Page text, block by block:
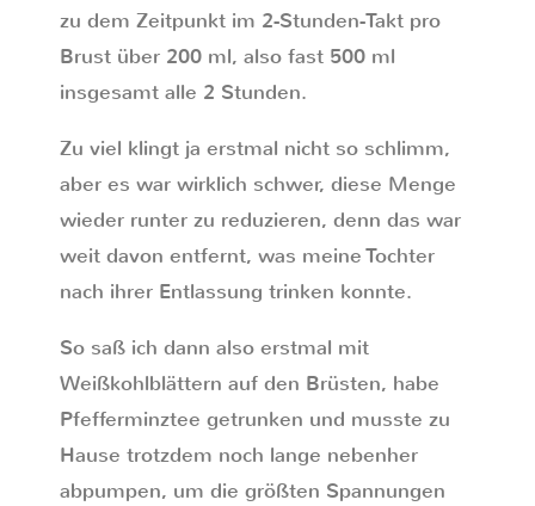
zu dem Zeitpunkt im 2-Stunden-Takt pro
Brust über 200 ml, also fast 500 ml
insgesamt alle 2 Stunden.
Zu viel klingt ja erstmal nicht so schlimm,
aber es war wirklich schwer, diese Menge
wieder runter zu reduzieren, denn das war
weit davon entfernt, was meine Tochter
nach ihrer Entlassung trinken konnte.
So saß ich dann also erstmal mit
Weißkohlblättern auf den Brüsten, habe
Pfefferminztee getrunken und musste zu
Hause trotzdem noch lange nebenher
abpumpen, um die größten Spannungen